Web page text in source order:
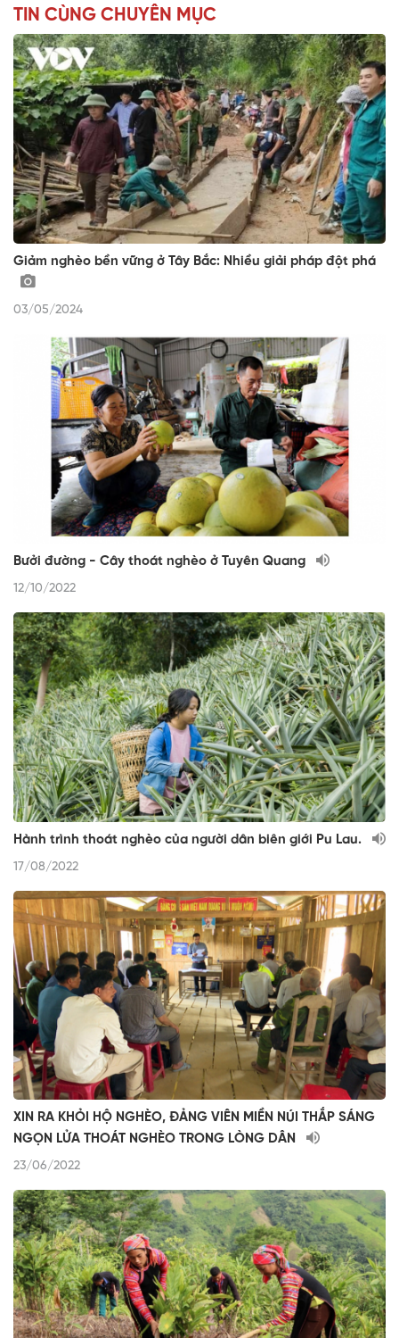
TIN CÙNG CHUYÊN MỤC
Giảm nghèo bền vững ở Tây Bắc: Nhiều giải pháp đột phá
03/05/2024
Bưởi đường - Cây thoát nghèo ở Tuyên Quang
12/10/2022
Hành trình thoát nghèo của người dân biên giới Pu Lau.
17/08/2022
XIN RA KHỎI HỘ NGHÈO, ĐẢNG VIÊN MIỀN NÚI THẮP SÁNG
NGỌN LỬA THOÁT NGHÈO TRONG LÒNG DÂN
23/06/2022